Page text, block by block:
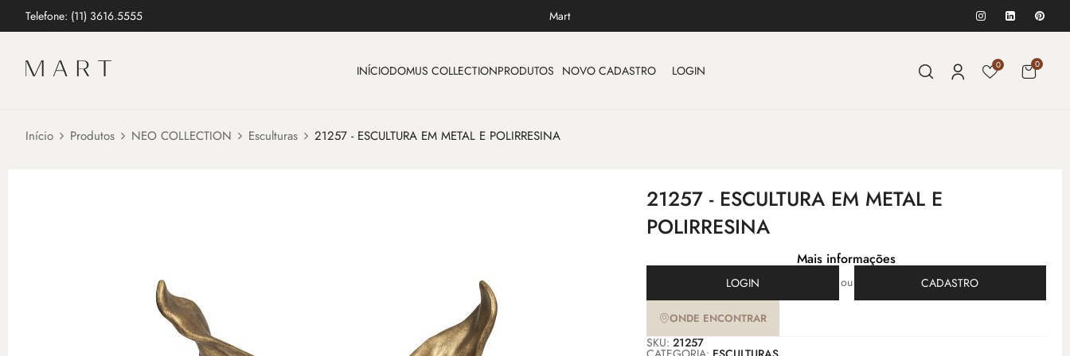
Telefone: (11) 3616.5555 Mart
INÍCIODOMUS COLLECTIONPRODUTOS NOVO CADASTRO LOGIN 0 0
Início Produtos NEO COLLECTION Esculturas 21257 - ESCULTURA EM METAL E POLIRRESINA
21257 - ESCULTURA EM METAL E
POLIRRESINA
Mais informações
LOGIN ou CADASTRO
ONDE ENCONTRAR
SKU:21257